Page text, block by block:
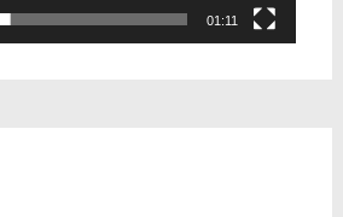
01:11